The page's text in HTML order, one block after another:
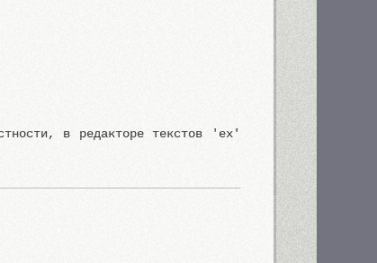
в редакторе текстов 'ex'